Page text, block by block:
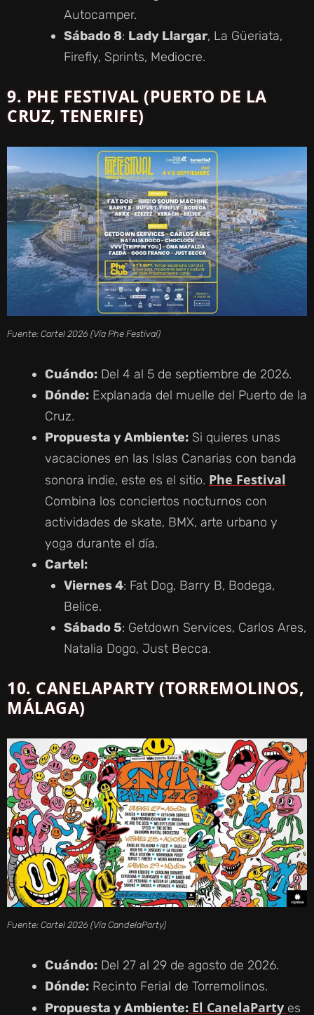
Autocamper.
Sábado 8: Lady Llargar, La Güeriata,
Firefly, Sprints, Mediocre.
9. PHE FESTIVAL (PUERTO DE LA
CRUZ, TENERIFE)
Fuente: Cartel 2026 (Vía Phe Festival)
Cuándo: Del 4 al 5 de septiembre de 2026.
Dónde: Explanada del muelle del Puerto de la
Cruz.
Propuesta y Ambiente: Si quieres unas
vacaciones en las Islas Canarias con banda
sonora indie, este es el sitio. Phe Festival
Combina los conciertos nocturnos con
actividades de skate, BMX, arte urbano y
yoga durante el día.
Cartel:
Viernes 4: Fat Dog, Barry B, Bodega,
Belice.
Sábado 5: Getdown Services, Carlos Ares,
Natalia Dogo, Just Becca.
10. CANELAPARTY (TORREMOLINOS,
MÁLAGA)
Fuente: Cartel 2026 (Vía CandelaParty)
Cuándo: Del 27 al 29 de agosto de 2026.
Dónde: Recinto Ferial de Torremolinos.
Propuesta y Ambiente: El CanelaParty es